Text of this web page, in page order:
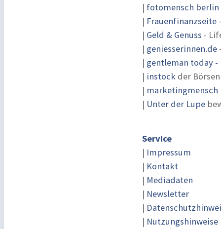
| fotomensch berlin
| Frauenfinanzseite
| Geld & Genuss -
| geniesserinnen.de
| gentleman today -
| instock der
|
| Unter der Lupe
Service
| Impressum
| Kontakt
| Mediadaten
| Newsletter
|
| Nutzungshinweise